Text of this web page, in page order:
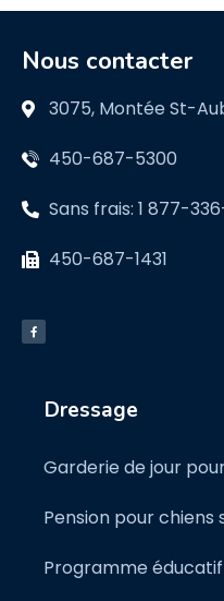
Nous contacter
3075, Montée St-
450-687-5300
Sans frais: 1 877-
450-687-1431
Dressage
Garderie de jour
Pension pour chiens
Programme